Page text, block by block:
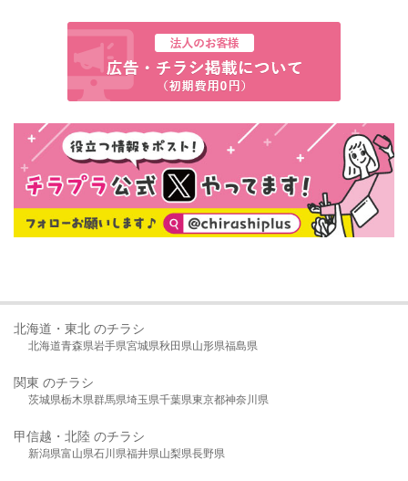
北海道・東北 のチラシ
北海道青森県岩手県宮城県秋田県山形県福島県
関東 のチラシ
茨城県栃木県群馬県埼玉県千葉県東京都神奈川県
甲信越・北陸 のチラシ
新潟県富山県石川県福井県山梨県長野県